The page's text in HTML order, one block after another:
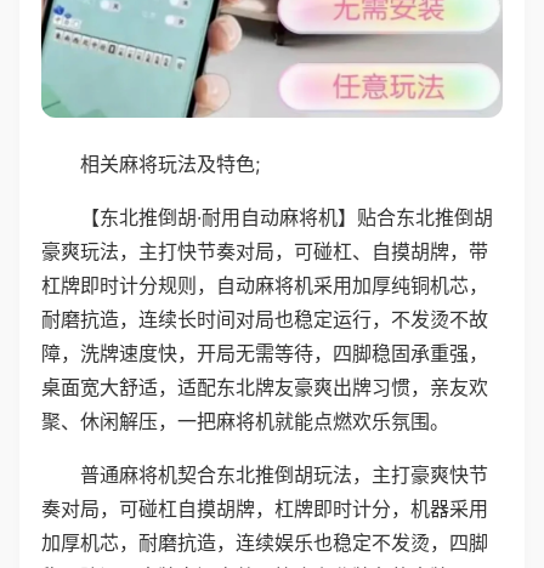
相关麻将玩法及特色;
【东北推倒胡·耐用自动麻将机】贴合东北推倒胡
豪爽玩法，主打快节奏对局，可碰杠、自摸胡牌，带
杠牌即时计分规则，自动麻将机采用加厚纯铜机芯，
耐磨抗造，连续长时间对局也稳定运行，不发烫不故
障，洗牌速度快，开局无需等待，四脚稳固承重强，
桌面宽大舒适，适配东北牌友豪爽出牌习惯，亲友欢
聚、休闲解压，一把麻将机就能点燃欢乐氛围。
普通麻将机契合东北推倒胡玩法，主打豪爽快节
奏对局，可碰杠自摸胡牌，杠牌即时计分，机器采用
加厚机芯，耐磨抗造，连续娱乐也稳定不发烫，四脚